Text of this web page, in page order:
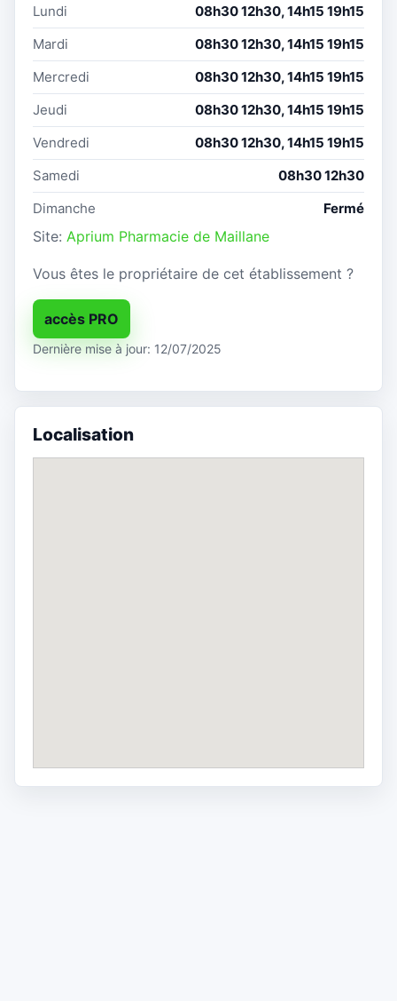
Lundi
08h30 12h30, 14h15 19h15
Mardi
08h30 12h30, 14h15 19h15
Mercredi
08h30 12h30, 14h15 19h15
Jeudi
08h30 12h30, 14h15 19h15
Vendredi
08h30 12h30, 14h15 19h15
Samedi
08h30 12h30
Dimanche
Fermé
Site: Aprium Pharmacie de Maillane
Vous êtes le propriétaire de cet établissement ?
accès PRO
Dernière mise à jour: 12/07/2025
Localisation